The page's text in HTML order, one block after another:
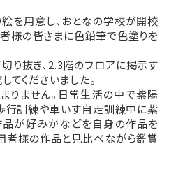
を用意し、おとなの学校が開校
様の皆さまに色鉛筆で色塗りを
り抜き、2.3階のフロアに掲示す
てくださいました。
りません。日常生活の中で紫陽
行訓練や車いす自走訓練中に紫
品が好みかなどを自身の作品を
者様の作品と見比べながら鑑賞